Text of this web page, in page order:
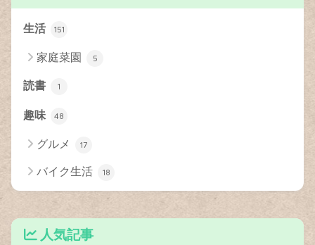
生活 151
家庭菜園 5
読書 1
趣味 48
グルメ 17
バイク生活 18
人気記事